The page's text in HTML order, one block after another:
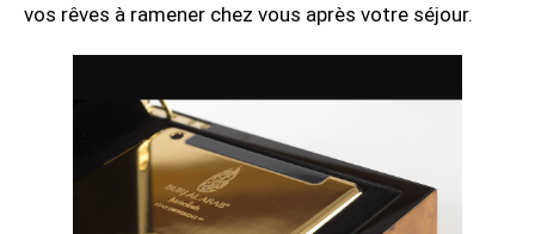
vos rêves à ramener chez vous après votre séjour.